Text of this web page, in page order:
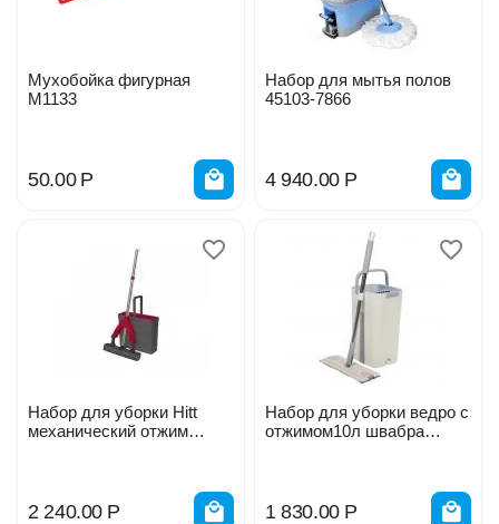
Мухобойка фигурная
М1133
50.00 Р
Набор для мытья полов
45103-7866
4 940.00 Р
Набор для уборки Hitt
механический отжим
2 240.00 Р
Набор для уборки ведро с
отжимом10л швабра
1 830.00 Р